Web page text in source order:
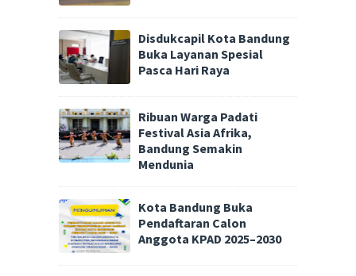
Disdukcapil Kota Bandung
Buka Layanan Spesial
Pasca Hari Raya
Ribuan Warga Padati
Festival Asia Afrika,
Bandung Semakin
Mendunia
Kota Bandung Buka
Pendaftaran Calon
Anggota KPAD 2025–2030